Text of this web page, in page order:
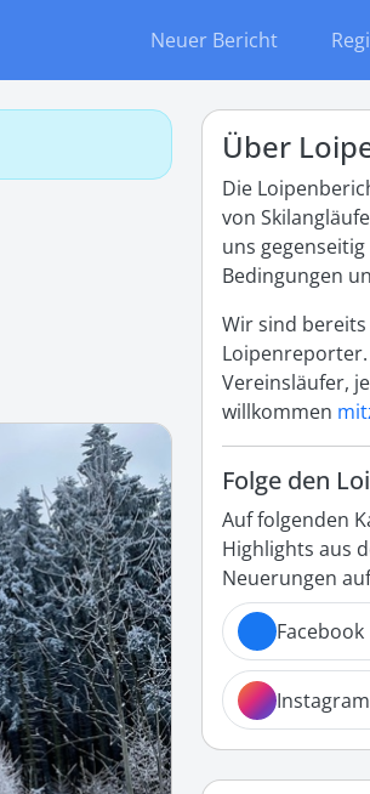
Neuer Bericht
Über
Die
von
uns
Bedingungen
Wir sind bereits
Vereinsläufer,
willkommen
Folge den
Auf folgenden
Highlights aus
Neuerungen
Facebook
Instagram